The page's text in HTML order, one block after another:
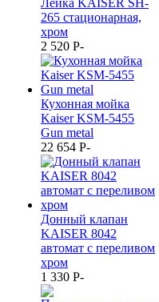
265 стационарная,
хром
2 520 P-
Кухонная мойка
Kaiser KSM-5455
Gun metal
22 654 P-
Донный клапан
KАISER 8042
автомат с переливом
хром
1 330 P-